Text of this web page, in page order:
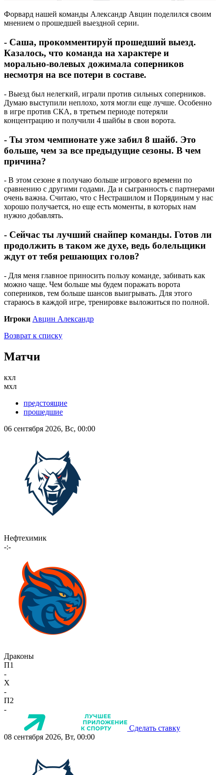
Форвард нашей команды Александр Авцин поделился своим
мнением о прошедшей выездной серии.
- Саша, прокомментируй прошедший выезд.
Казалось, что команда на характере и
морально-волевых дожимала соперников
несмотря на все потери в составе.
- Выезд был нелегкий, играли против сильных соперников.
Думаю выступили неплохо, хотя могли еще лучше. Особенно
в игре против СКА, в третьем периоде потеряли
концентрацию и получили 4 шайбы в свои ворота.
- Ты этом чемпионате уже забил 8 шайб. Это
больше, чем за все предыдущие сезоны. В чем
причина?
- В этом сезоне я получаю больше игрового времени по
сравнению с другими годами. Да и сыгранность с партнерами
очень важна. Считаю, что с Нестрашилом и Порядиным у нас
хорошо получается, но еще есть моменты, в которых нам
нужно добавлять.
- Сейчас ты лучший снайпер команды. Готов ли
продолжить в таком же духе, ведь болельщики
ждут от тебя решающих голов?
- Для меня главное приносить пользу команде, забивать как
можно чаще. Чем больше мы будем поражать ворота
соперников, тем больше шансов выигрывать. Для этого
стараюсь в каждой игре, тренировке выложиться по полной.
Игроки Авцин Александр
Возврат к списку
Матчи
кхл
мхл
предстоящие
прошедшие
06 сентября 2026, Вс, 00:00
Нефтехимик
-:-
Драконы
П1
-
X
-
П2
-
Сделать ставку
08 сентября 2026, Вт, 00:00